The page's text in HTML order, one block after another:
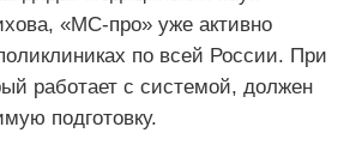
«МС‑про» уже активно
по всей России. При
работает с системой, должен
подготовку.